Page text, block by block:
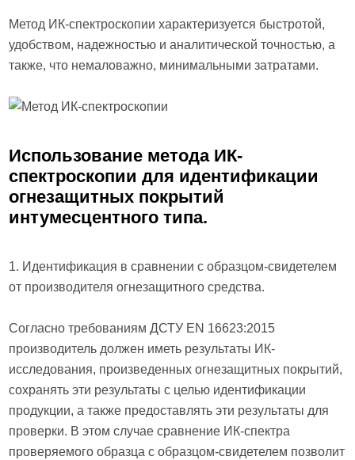
Метод ИК-спектроскопии характеризуется быстротой,
удобством, надежностью и аналитической точностью, а
также, что немаловажно, минимальными затратами.
Использование метода ИК-
спектроскопии для идентификации
огнезащитных покрытий
интумесцентного типа.
1. Идентификация в сравнении с образцом-свидетелем
от производителя огнезащитного средства.
Согласно требованиям ДСТУ EN 16623:2015
производитель должен иметь результаты ИК-
исследования, произведенных огнезащитных покрытий,
сохранять эти результаты с целью идентификации
продукции, а также предоставлять эти результаты для
проверки. В этом случае сравнение ИК-спектра
проверяемого образца с образцом-свидетелем позволит